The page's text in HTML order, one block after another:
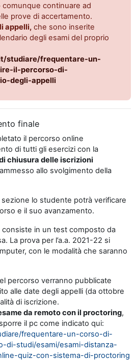
comunque continuare ad
prove di accertamento.
appelli, che sono inserite
degli esami del proprio
studiare/frequentare-un-
il-percorso-di-
degli-appelli
finale
il percorso online
di tutti gli esercizi con la
chiusura delle iscrizioni
allo svolgimento della
lo studente potrà verificare
e il suo avanzamento.
consiste in un test composto da
La prova per l’a.a. 2021-22 si
con le modalità che saranno
percorso verranno pubblicate
alle date degli appelli (da ottobre
di iscrizione.
da remoto con il proctoring,
il pc come indicato qui:
frequentare-un-corso-di-
di-studi/esami/esami-distanza-
quiz-con-sistema-di-proctoring